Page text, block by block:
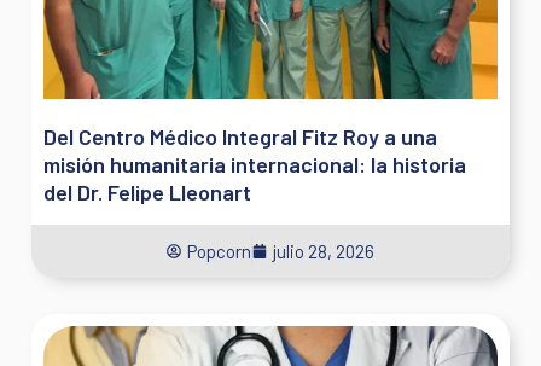
Del Centro Médico Integral Fitz Roy a una
misión humanitaria internacional: la historia
del Dr. Felipe Lleonart
Popcorn julio 28, 2026